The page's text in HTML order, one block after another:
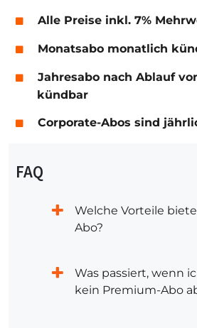
Alle Preise inkl. 7%
Monatsabo monatlich
Jahresabo nach Ablauf
kündbar
Corporate-Abos sind
FAQ
Welche Vorteile
Abo?
Was passiert, wenn
kein Premium-Abo